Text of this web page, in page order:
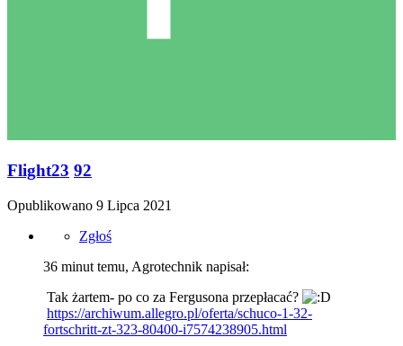
Flight23 92
Opublikowano 9 Lipca 2021
Zgłoś
36 minut temu, Agrotechnik napisał:
Tak żartem- po co za Fergusona przepłacać?
https://archiwum.allegro.pl/oferta/schuco-1-32-
fortschritt-zt-323-80400-i7574238905.html